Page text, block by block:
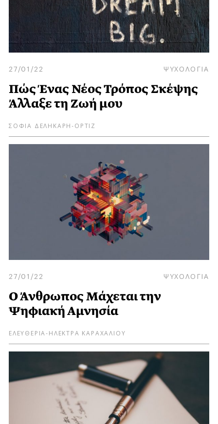
27/01/22 ΨΥΧΟΛΟΓΙΑ
Πώς Ένας Νέος Τρόπος Σκέψης
Άλλαξε τη Ζωή μου
ΣΟΦΙΑ ΔΕΛΗΚΑΡΗ-ΟΡΤΙΖ
27/01/22 ΨΥΧΟΛΟΓΙΑ
Ο Άνθρωπος Μάχεται την
Ψηφιακή Αμνησία
ΕΛΕΥΘΕΡΙΑ-ΗΛΕΚΤΡΑ ΚΑΡΑΧΑΛΙΟΥ